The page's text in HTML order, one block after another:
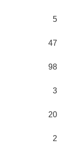
5
47
98
3
20
2